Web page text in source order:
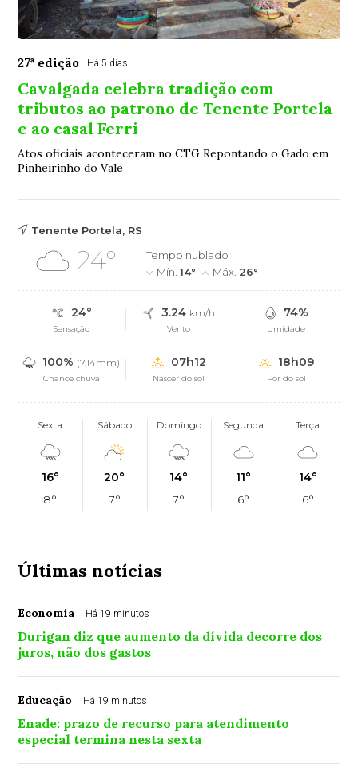
27ª edição Há 5 dias
Cavalgada celebra tradição com
tributos ao patrono de Tenente Portela
e ao casal Ferri
Atos oficiais aconteceram no CTG Repontando o Gado em
Pinheirinho do Vale
Tenente Portela, RS
24°
Tempo nublado
Mín.14° Máx. 26°
24°
Sensação
3.24 km/h
Vento
74%
Umidade
100% (7.14mm)
Chance chuva
07h12
Nascer do sol
18h09
Pôr do sol
Sexta
16°
8°
Sábado
20°
7°
Domingo
14°
7°
Segunda
11°
6°
Terça
14°
6°
Últimas notícias
Economia Há 19 minutos
Durigan diz que aumento da dívida decorre dos
juros, não dos gastos
Educação Há 19 minutos
Enade: prazo de recurso para atendimento
especial termina nesta sexta